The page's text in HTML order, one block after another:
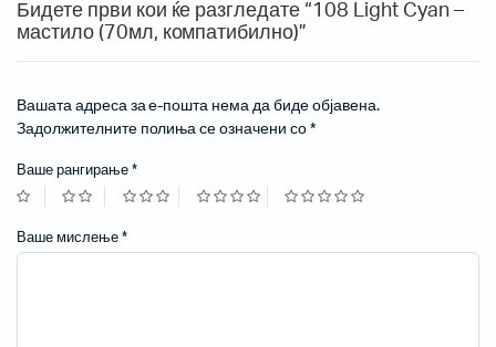
Бидете први кои ќе разгледате “108 Light Cyan –
мастило (70мл, компатибилно)”
Вашата адреса за е-пошта нема да биде објавена.
Задолжителните полиња се означени со *
Ваше рангирање *
Ваше мислење *